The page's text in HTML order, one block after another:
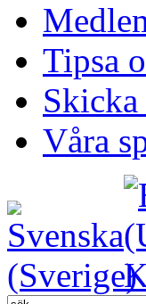
Tipsa
Våra